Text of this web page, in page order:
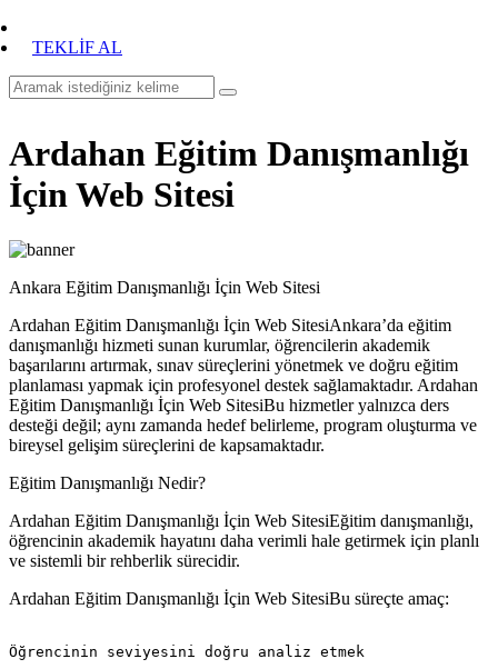
TEKLİF AL
Ardahan Eğitim Danışmanlığı
İçin Web Sitesi
Ankara Eğitim Danışmanlığı İçin Web Sitesi
Ardahan Eğitim Danışmanlığı İçin Web SitesiAnkara’da eğitim
danışmanlığı hizmeti sunan kurumlar, öğrencilerin akademik
başarılarını artırmak, sınav süreçlerini yönetmek ve doğru eğitim
planlaması yapmak için profesyonel destek sağlamaktadır. Ardahan
Eğitim Danışmanlığı İçin Web SitesiBu hizmetler yalnızca ders
desteği değil; aynı zamanda hedef belirleme, program oluşturma ve
bireysel gelişim süreçlerini de kapsamaktadır.
Eğitim Danışmanlığı Nedir?
Ardahan Eğitim Danışmanlığı İçin Web SitesiEğitim danışmanlığı,
öğrencinin akademik hayatını daha verimli hale getirmek için planlı
ve sistemli bir rehberlik sürecidir.
Ardahan Eğitim Danışmanlığı İçin Web SitesiBu süreçte amaç:
Öğrencinin seviyesini doğru analiz etmek